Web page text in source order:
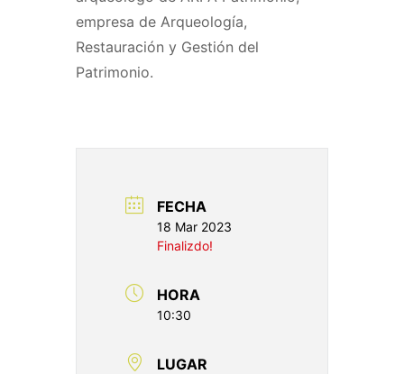
empresa de Arqueología,
Restauración y Gestión del
Patrimonio.
FECHA
18 Mar 2023
Finalizdo!
HORA
10:30
LUGAR